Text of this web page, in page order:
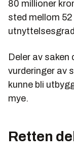
80 millioner
sted mellom
Deler av saken
vurderinger av
kunne bli
mye.
Retten